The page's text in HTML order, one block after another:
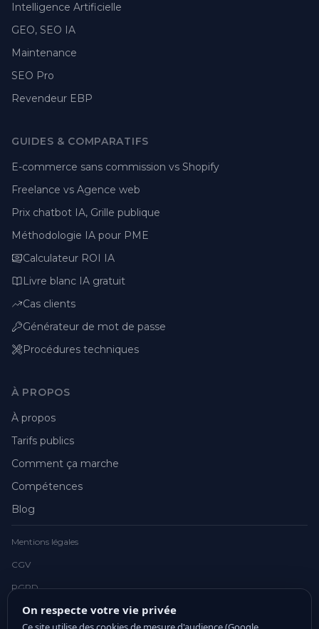
Intelligence Artificielle
GEO, SEO IA
Maintenance
SEO Pro
Revendeur EBP
GUIDES & COMPARATIFS
E-commerce sans commission vs Shopify
Freelance vs Agence web
Prix chatbot IA, Grille publique
Méthodologie IA pour PME
Calculateur ROI IA
Livre blanc IA gratuit
Cas clients
Générateur de mot de passe
Procédures techniques
À PROPOS
À propos
Tarifs publics
Comment ça marche
Compétences
Blog
Mentions légales
CGV
RGPD
On respecte votre vie privée